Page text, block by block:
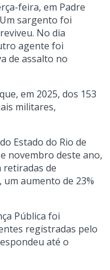
feira, em Padre
sargento foi
No dia
agente foi
de assalto no
em 2025, dos 153
militares,
Estado do Rio de
novembro deste ano,
retiradas de
aumento de 23%
Pública foi
registradas pelo
até o